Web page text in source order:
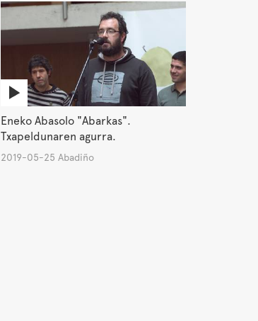
Eneko Abasolo "Abarkas".
Txapeldunaren agurra.
2019-05-25 Abadiño